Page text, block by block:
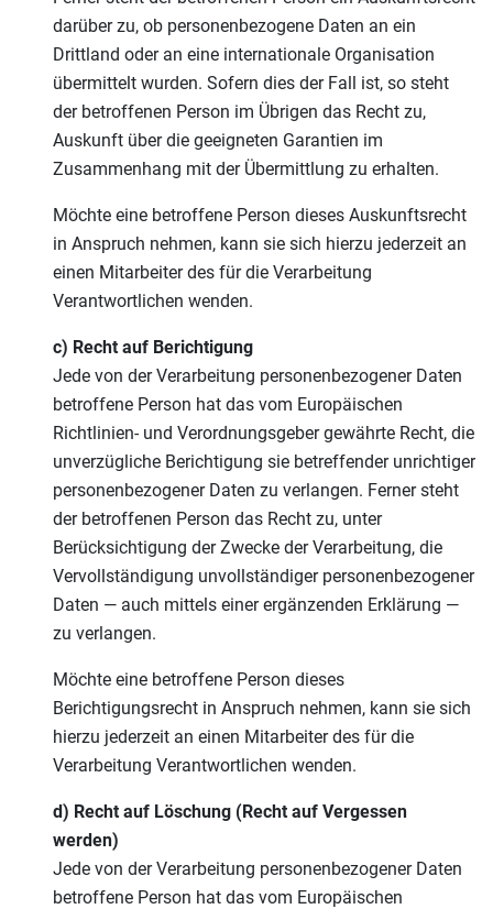
darüber zu, ob personenbezogene Daten an ein
Drittland oder an eine internationale Organisation
übermittelt wurden. Sofern dies der Fall ist, so steht
der betroffenen Person im Übrigen das Recht zu,
Auskunft über die geeigneten Garantien im
Zusammenhang mit der Übermittlung zu erhalten.
Möchte eine betroffene Person dieses Auskunftsrecht
in Anspruch nehmen, kann sie sich hierzu jederzeit an
einen Mitarbeiter des für die Verarbeitung
Verantwortlichen wenden.
c) Recht auf Berichtigung
Jede von der Verarbeitung personenbezogener Daten
betroffene Person hat das vom Europäischen
Richtlinien- und Verordnungsgeber gewährte Recht, die
unverzügliche Berichtigung sie betreffender unrichtiger
personenbezogener Daten zu verlangen. Ferner steht
der betroffenen Person das Recht zu, unter
Berücksichtigung der Zwecke der Verarbeitung, die
Vervollständigung unvollständiger personenbezogener
Daten — auch mittels einer ergänzenden Erklärung —
zu verlangen.
Möchte eine betroffene Person dieses
Berichtigungsrecht in Anspruch nehmen, kann sie sich
hierzu jederzeit an einen Mitarbeiter des für die
Verarbeitung Verantwortlichen wenden.
d) Recht auf Löschung (Recht auf Vergessen
werden)
Jede von der Verarbeitung personenbezogener Daten
betroffene Person hat das vom Europäischen